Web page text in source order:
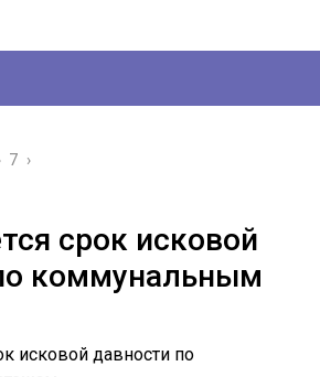
7 ›
срок исковой
коммунальным